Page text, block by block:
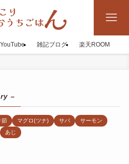
YouTube 雑記ブログ 楽天ROOM
–
節 マグロ(ツナ) サバ
サーモン
あじ